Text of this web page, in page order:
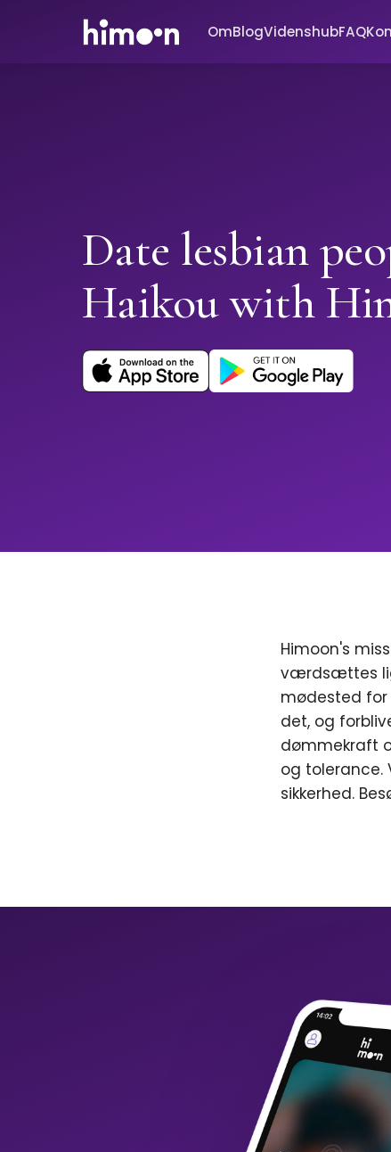
OmBlogVidenshubFAQ
Date lesbian
Haikou with
Himoon's
værdsættes
mødested for
det, og
dømmekraft
og tolerance.
sikkerhed.